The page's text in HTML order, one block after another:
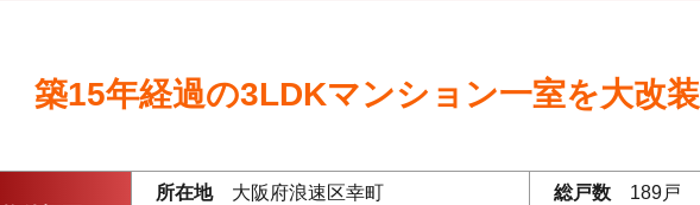
築15年経過の3LDKマンション一室を大改装
所在地大阪府浪速区幸町 総戸数 189戸